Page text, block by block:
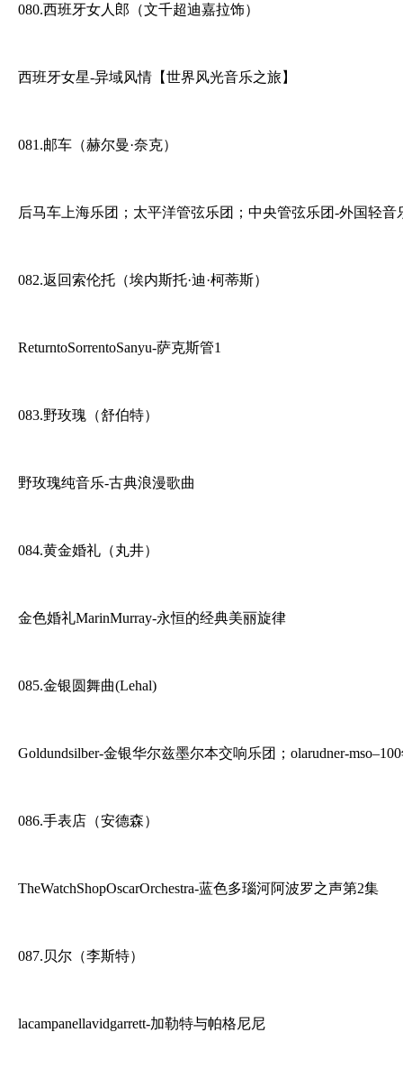
080.西班牙女人郎（文千超迪嘉拉饰）
西班牙女星-异域风情【世界风光音乐之旅】
081.邮车（赫尔曼·奈克）
后马车上海乐团；太平洋管弦乐团；中央管弦乐团-外国轻音
082.返回索伦托（埃内斯托·迪·柯蒂斯）
ReturntoSorrentoSanyu-萨克斯管1
083.野玫瑰（舒伯特）
野玫瑰纯音乐-古典浪漫歌曲
084.黄金婚礼（丸井）
金色婚礼MarinMurray-永恒的经典美丽旋律
085.金银圆舞曲(Lehal)
Goldundsilber-金银华尔兹墨尔本交响乐团；olarudner-
086.手表店（安德森）
TheWatchShopOscarOrchestra-蓝色多瑙河阿波罗之声第2集
087.贝尔（李斯特）
lacampanellavidgarrett-加勒特与帕格尼尼